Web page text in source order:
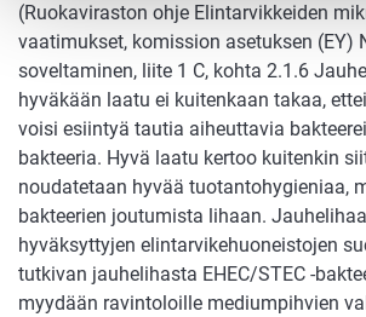
(Ruokaviraston ohje Elintarvikkeiden
vaatimukset, komission asetuksen (EY)
soveltaminen, liite 1 C, kohta 2.1.6
hyväkään laatu ei kuitenkaan takaa,
voisi esiintyä tautia aiheuttavia
bakteeria. Hyvä laatu kertoo kuitenkin
noudatetaan hyvää tuotantohygieniaa,
bakteerien joutumista lihaan.
hyväksyttyjen elintarvikehuoneistojen
tutkivan jauhelihasta EHEC/STEC -
myydään ravintoloille mediumpihvien